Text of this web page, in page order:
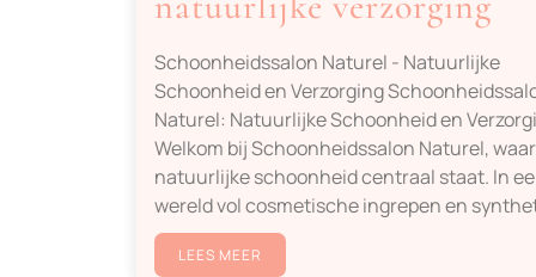
Schoonheidssalon Naturel - Natuurlijke
Schoonheid en Verzorging
Naturel: Natuurlijke Schoonheid en
Welkom bij Schoonheidssalon Naturel, waar
natuurlijke schoonheid centraal staat. In
wereld vol cosmetische ingrepen en
LEES MEER